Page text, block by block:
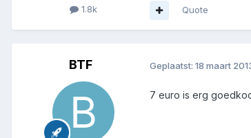
1.8k Quote
BTF Geplaatst: 18 maart
7 euro is erg